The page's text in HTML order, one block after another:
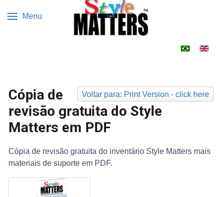
Menu
Voltar para: Print Version - click here
Cópia de
revisão gratuita do Style
Matters em PDF
Cópia de revisão gratuita do inventário Style Matters mais
materiais de suporte em PDF.